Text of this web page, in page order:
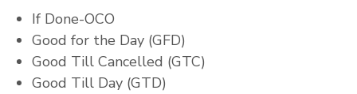
If Done-OCO
Good for the Day (GFD)
Good Till Cancelled (GTC)
Good Till Day (GTD)